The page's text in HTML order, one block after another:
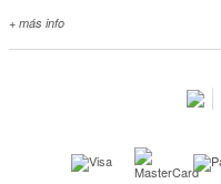
+ más info
Kimidori PRINT, nuestro servicio de